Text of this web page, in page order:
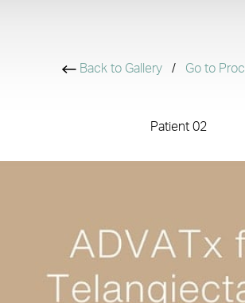
Back to Gallery/ Go to
Patient 02